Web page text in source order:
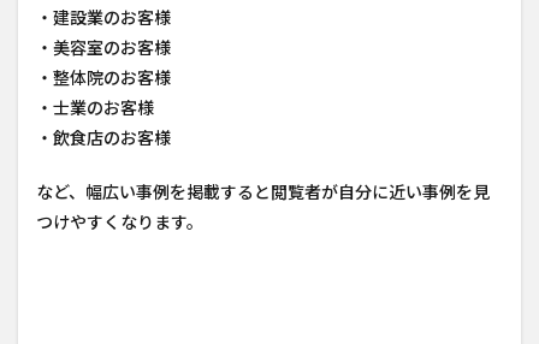
・建設業のお客様
・美容室のお客様
・整体院のお客様
・士業のお客様
・飲食店のお客様
など、幅広い事例を掲載すると閲覧者が自分に近い事例を見
つけやすくなります。